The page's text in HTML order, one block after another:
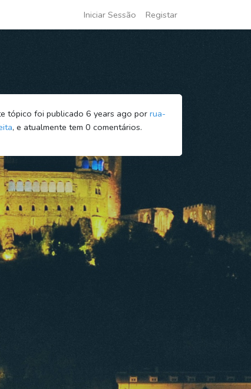
Iniciar Sessão Registar
tópico foi publicado 6 years ago por rua-
, e atualmente tem 0 comentários.